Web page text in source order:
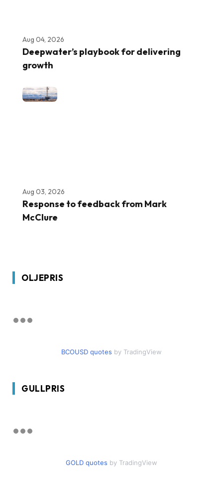
Aug 04, 2026
Deepwater’s playbook for delivering
growth
Aug 03, 2026
Response to feedback from Mark
McClure
OLJEPRIS
BCOUSD quotes by TradingView
GULLPRIS
GOLD quotes by TradingView